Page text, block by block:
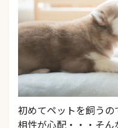
初めてペットを飼う
相性が心配・・・そ